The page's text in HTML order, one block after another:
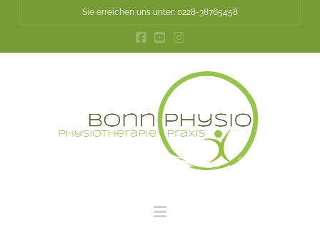
Sie erreichen uns unter: 0228-38765458
Navigation